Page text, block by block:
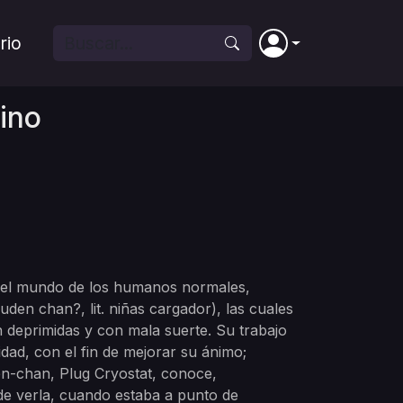
mundo de los humanos normales,
chan?, lit. niñas cargador), las cuales
y con mala suerte. Su trabajo
con el fin de mejorar su ánimo;
chan, Plug Cryostat, conoce,
verla, cuando estaba a punto de